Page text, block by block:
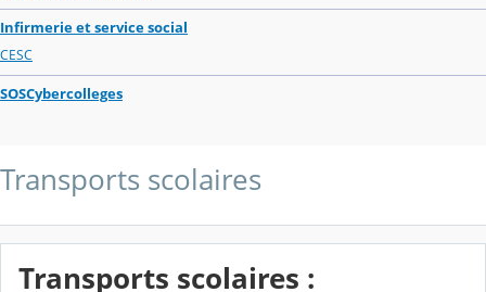
Infirmerie et service social
CESC
SOSCybercolleges
Transports scolaires
Transports scolaires :